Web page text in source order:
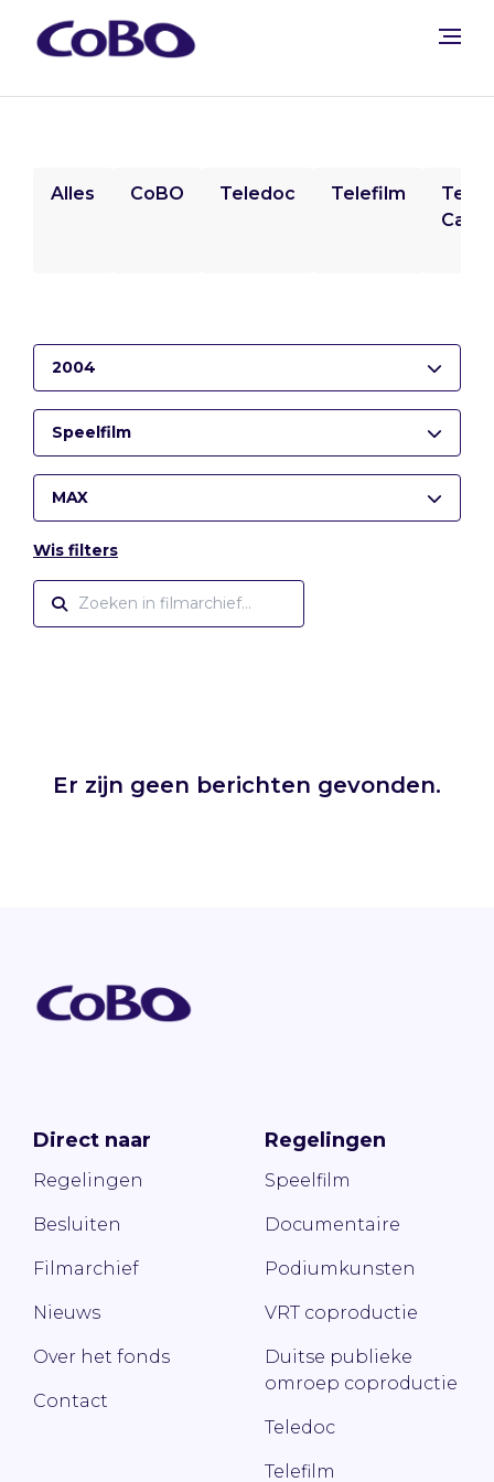
Alles CoBO Teledoc Telefilm
2004
Speelfilm
MAX
Wis filters
Er zijn geen berichten gevonden.
Direct naar
Regelingen
Besluiten
Filmarchief
Nieuws
Over het fonds
Contact
Regelingen
Speelfilm
Documentaire
Podiumkunsten
VRT coproductie
Duitse publieke
omroep coproductie
Teledoc
Telefilm